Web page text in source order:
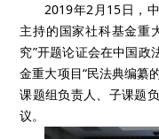
2019年2月15日，
主持的国家社科基金重
究”开题论证会在中国政
金重大项目“民法典编纂
课题组负责人、子课题
议。